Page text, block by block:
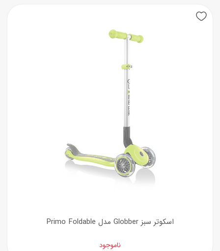
اسکوتر سبز Globber مدل Primo Foldable
ناموجود